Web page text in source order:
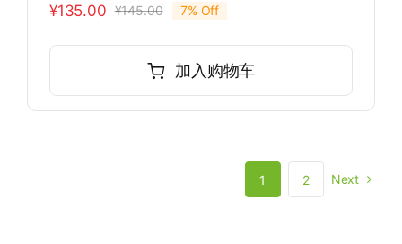
¥145.00原
¥145.00。
¥135.00
当
格
¥135.00。
7% Off
加入购物车
1 2 Next